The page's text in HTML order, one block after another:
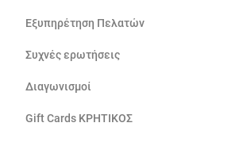
Εξυπηρέτηση Πελατών
Συχνές ερωτήσεις
Διαγωνισμοί
Gift Cards ΚΡΗΤΙΚΟΣ